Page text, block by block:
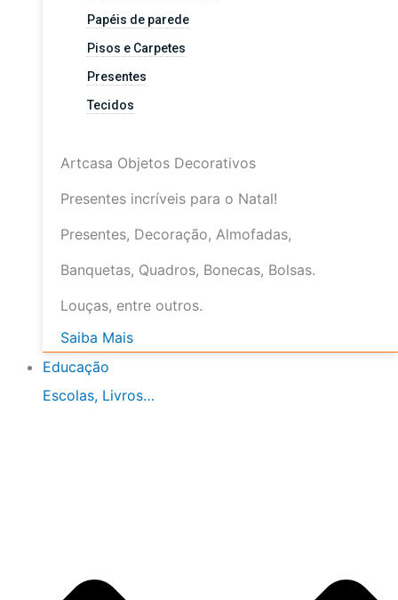
Papéis de parede
Pisos e Carpetes
Presentes
Tecidos
Artcasa Objetos Decorativos
Presentes incríveis para o Natal!
Presentes, Decoração, Almofadas,
Banquetas, Quadros, Bonecas, Bolsas.
Louças, entre outros.
Saiba Mais
Educação
Escolas, Livros…